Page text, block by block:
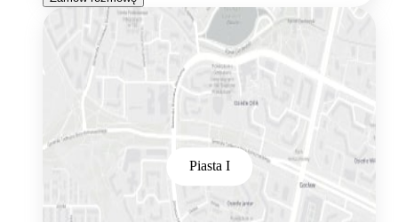
Piasta I